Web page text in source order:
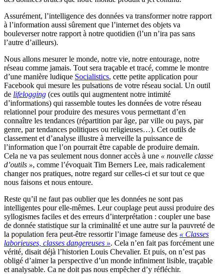
Assurément, l’intelligence des données va transformer notre rapport
à l’information aussi sûrement que l’internet des objets va
bouleverser notre rapport à notre quotidien (l’un n’ira pas sans
l’autre d’ailleurs).
Nous allons mesurer le monde, notre vie, notre entourage, notre
réseau comme jamais. Tout sera traçable et tracé, comme le montre
d’une manière ludique Socialistics, cette petite application pour
Facebook qui mesure les pulsations de votre réseau social. Un outil
de lifelogging (ces outils qui augmentent notre intimité
d’informations) qui rassemble toutes les données de votre réseau
relationnel pour produire des mesures vous permettant d’en
connaître les tendances (répartition par âge, par ville ou pays, par
genre, par tendances politiques ou religieuses…). Cet outils de
classement et d’analyse illustre à merveille la puissance de
l’information que l’on pourrait être capable de produire demain.
Cela ne va pas seulement nous donner accès à une « nouvelle classe
d’outils », comme l’évoquait Tim Berners Lee, mais radicalement
changer nos pratiques, notre regard sur celles-ci et sur tout ce que
nous faisons et nous entoure.
Reste qu’il ne faut pas oublier que les données ne sont pas
intelligentes pour elle-mêmes. Leur couplage peut aussi produire des
syllogismes faciles et des erreurs d’interprétation : coupler une base
de donnée statistique sur la criminalité et une autre sur la pauvreté de
la population fera peut-être ressortir l’image fameuse des « Classes
laborieuses, classes dangereuses ». Cela n’en fait pas forcément une
vérité, disait déjà l’historien Louis Chevalier. Et puis, on n’est pas
obligé d’aimer la perspective d’un monde infiniment lisible, traçable
et analysable. Ca ne doit pas nous empêcher d’y réfléchir.